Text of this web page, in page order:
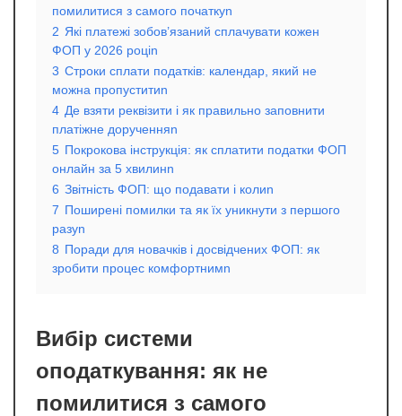
помилитися з самого початкуn
2 Які платежі зобов’язаний сплачувати кожен
ФОП у 2026 роціn
3 Строки сплати податків: календар, який не
можна пропуститиn
4 Де взяти реквізити і як правильно заповнити
платіжне дорученняn
5 Покрокова інструкція: як сплатити податки ФОП
онлайн за 5 хвилинn
6 Звітність ФОП: що подавати і колиn
7 Поширені помилки та як їх уникнути з першого
разуn
8 Поради для новачків і досвідчених ФОП: як
зробити процес комфортнимn
Вибір системи
оподаткування: як не
помилитися з самого